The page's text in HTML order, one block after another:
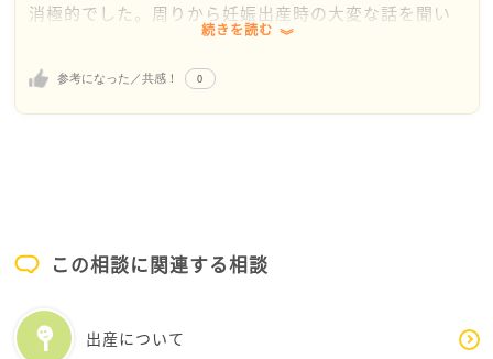
消極的でした。周りから妊娠出産時の大変な話を聞い
たりするとネガティヴになりますよね。うわぁ〜大
変…嫌だな。それしかなかったです。これにKOKOさ
んは、注射や内診が辛いとの事なので、余計に不安で
逃げたくなっているのでしょう。なので、旦那さまと、
那さまのKOKOさんへの寄り添いや理解不足と、どう
しても他人軸になってしまう思考が妊娠出産嫌悪につ
から、やめよっかーと言われると悲しくなるし、周り
続きを読む
参考になった／共感！ 0
この相談に関連する相談
出産について